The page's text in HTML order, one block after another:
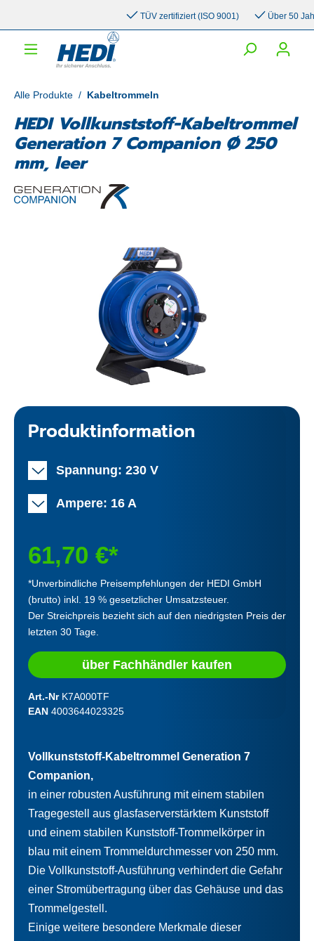
TÜV zertifiziert (ISO 9001) Über 50 Jahre
Alle Produkte / Kabeltrommeln
HEDI Vollkunststoff-Kabeltrommel
Generation 7 Companion Ø 250
mm, leer
Produktinformation
Spannung: 230 V
Ampere: 16 A
61,70 €*
*Unverbindliche Preisempfehlungen der HEDI GmbH
(brutto) inkl. 19 % gesetzlicher Umsatzsteuer.
Der Streichpreis bezieht sich auf den niedrigsten Preis der
letzten 30 Tage.
über Fachhändler kaufen
Art.-Nr K7A000TF
EAN 4003644023325
Vollkunststoff-Kabeltrommel Generation 7
Companion,
in einer robusten Ausführung mit einem stabilen
Tragegestell aus glasfaserverstärktem Kunststoff
und einem stabilen Kunststoff-Trommelkörper in
blau mit einem Trommeldurchmesser von 250 mm.
Die Vollkunststoff-Ausführung verhindert die Gefahr
einer Stromübertragung über das Gehäuse und das
Trommelgestell.
Einige weitere besondere Merkmale dieser